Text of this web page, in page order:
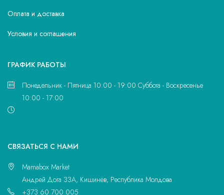
Оплата и доставка
Условия и соглашения
ГРАФИК РАБОТЫ
Понедельник - Пятница 10:00 - 19:00 Суббота - Воскресенье
10:00 - 17:00
CВЯЗАТЬСЯ С НАМИ
Mamabox Market
Андрей Дога 33A, Кишинёв, Республика Молдова
+373 60 700 005